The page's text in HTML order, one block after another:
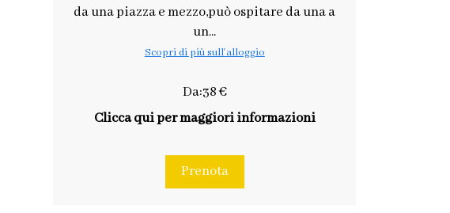
da una piazza e mezzo,può ospitare da una a
un...
Scopri di più sull'alloggio
Da:38 €
Clicca qui per maggiori informazioni
Prenota